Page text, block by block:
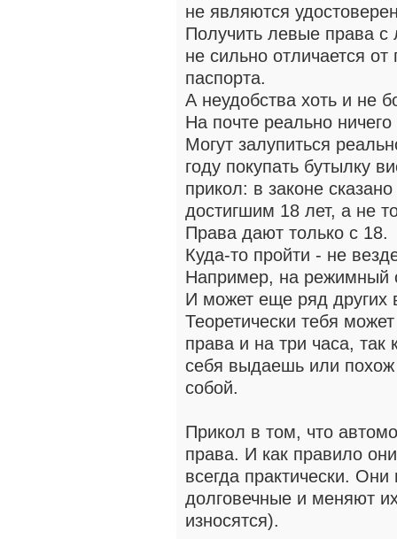
не являются
Получить левые права
не сильно отличается
паспорта.
А неудобства хоть и не
На почте реально
Могут залупиться
году покупать бутылку
прикол: в законе
достигшим 18 лет, а не
Права дают только с 18.
Куда-то пройти - не
Например, на режимный
И может еще ряд других
Теоретически тебя
права и на три часа, так
себя выдаешь или похож
собой.
Прикол в том, что
права. И как правило
всегда практически.
долговечные и меняют
износятся).